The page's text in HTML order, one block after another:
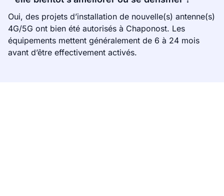
Oui, des projets d’installation de nouvelle(s) antenne(s)
4G/5G ont bien été autorisés à Chaponost. Les
équipements mettent généralement de 6 à 24 mois
avant d’être effectivement activés.